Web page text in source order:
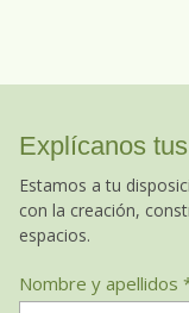
Explícanos
Estamos a tu
con la creación,
espacios.
Nombre y apellidos